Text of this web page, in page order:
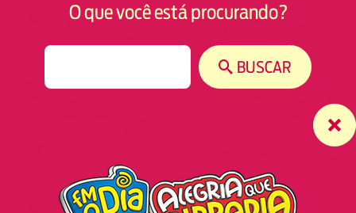
O que você está procurando?
BUSCAR